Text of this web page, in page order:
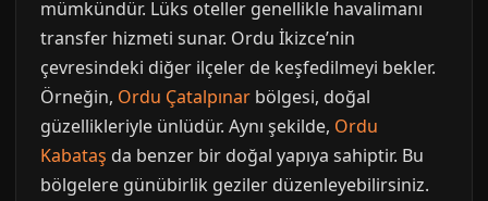
mümkündür. Lüks oteller genellikle havalimanı
transfer hizmeti sunar. Ordu İkizce’nin
çevresindeki diğer ilçeler de keşfedilmeyi bekler.
Örneğin, Ordu Çatalpınar bölgesi, doğal
güzellikleriyle ünlüdür. Aynı şekilde, Ordu
Kabataş da benzer bir doğal yapıya sahiptir. Bu
bölgelere günübirlik geziler düzenleyebilirsiniz.